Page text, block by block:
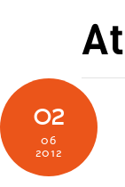
02
06
2012